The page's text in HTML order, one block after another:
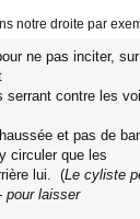
notre droite par
ne pas inciter,
serrant contre les
et pas de
circuler que les
lui. (Le cyliste
pour laisser